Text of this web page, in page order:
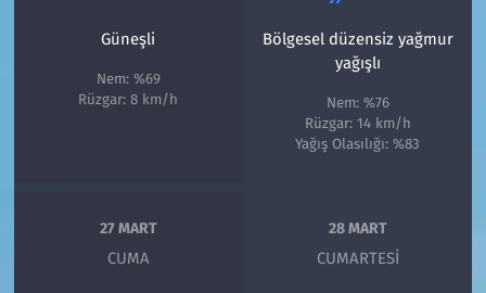
Güneşli
Nem: %69
Rüzgar: 8 km/h
Bölgesel düzensiz yağmur
yağışlı
Nem: %76
Rüzgar: 14 km/h
Yağış Olasılığı: %83
27 MART
CUMA
28 MART
CUMARTESI